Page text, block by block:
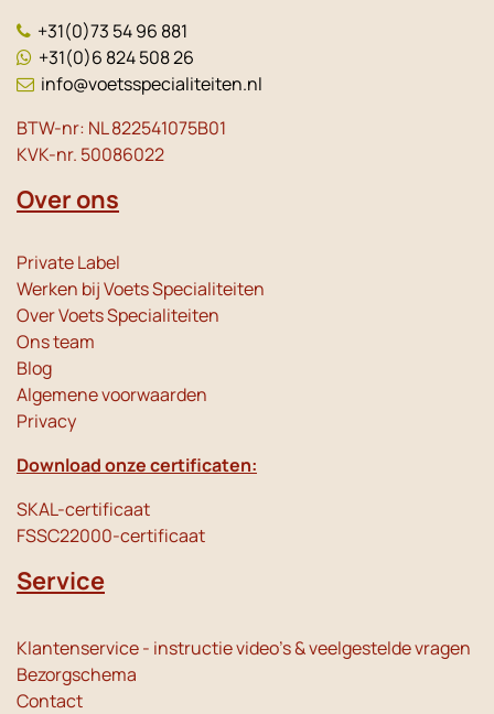
+31(0)73 54 96 881
+31(0)6 824 508 26
info@voetsspecialiteiten.nl
BTW-nr: NL 822541075B01
KVK-nr. 50086022
Over ons
Private Label
Werken bij Voets Specialiteiten
Over Voets Specialiteiten
Ons team
Blog
Algemene voorwaarden
Privacy
Download onze certificaten:
SKAL-certificaat
FSSC22000-certificaat
Service
Klantenservice - instructie video's & veelgestelde vragen
Bezorgschema
Contact